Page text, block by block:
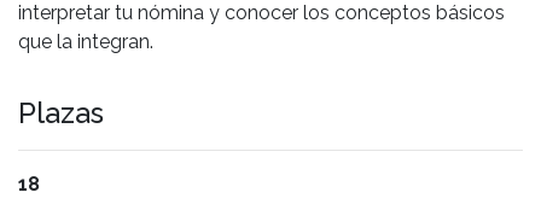
interpretar tu nómina y conocer los conceptos básicos
que la integran.
Plazas
18